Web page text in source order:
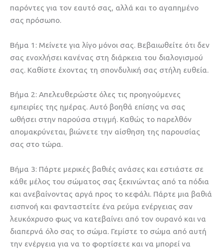
παρόντες για τον εαυτό σας, αλλά και το αγαπημένο
σας πρόσωπο.
Βήμα 1: Μείνετε για λίγο μόνοι σας. Βεβαιωθείτε ότι δεν
σας ενοχλήσει κανένας στη διάρκεια του διαλογισμού
σας. Καθίστε έχοντας τη σπονδυλική σας στήλη ευθεία.
Βήμα 2: Απελευθερώστε όλες τις προηγούμενες
εμπειρίες της ημέρας. Αυτό βοηθά επίσης να σας
ωθήσει στην παρούσα στιγμή. Καθώς το παρελθόν
απομακρύνεται, βιώνετε την αίσθηση της παρουσίας
σας στο τώρα.
Βήμα 3: Πάρτε μερικές βαθιές ανάσες και εστιάστε σε
κάθε μέλος του σώματος σας ξεκινώντας από τα πόδια
και ανεβαίνοντας αργά προς το κεφάλι. Πάρτε μια βαθιά
εισπνοή και φανταστείτε ένα ρεύμα ενέργειας σαν
λευκόχρυσο φως να κατεβαίνει από τον ουρανό και να
διαπερνά όλο σας το σώμα. Γεμίστε το σώμα από αυτή
την ενέργεια για να το φορτίσετε και να μπορεί να